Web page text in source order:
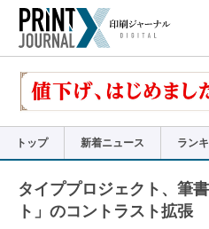
で
リ
トップ 新着ニュース ラン
タイププロジェクト、筆
ト」のコントラスト拡張